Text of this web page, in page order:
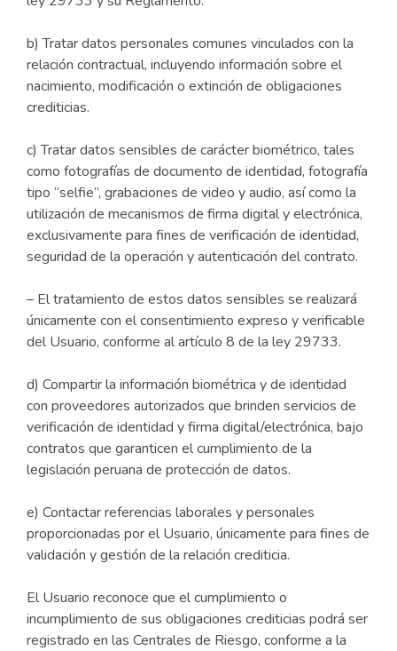
b) Tratar datos personales comunes vinculados con la
relación contractual, incluyendo información sobre el
nacimiento, modificación o extinción de obligaciones
crediticias.
c) Tratar datos sensibles de carácter biométrico, tales
como fotografías de documento de identidad, fotografía
tipo “selfie”, grabaciones de video y audio, así como la
utilización de mecanismos de firma digital y electrónica,
exclusivamente para fines de verificación de identidad,
seguridad de la operación y autenticación del contrato.
– El tratamiento de estos datos sensibles se realizará
únicamente con el consentimiento expreso y verificable
del Usuario, conforme al artículo 8 de la ley 29733.
d) Compartir la información biométrica y de identidad
con proveedores autorizados que brinden servicios de
verificación de identidad y firma digital/electrónica, bajo
contratos que garanticen el cumplimiento de la
legislación peruana de protección de datos.
e) Contactar referencias laborales y personales
proporcionadas por el Usuario, únicamente para fines de
validación y gestión de la relación crediticia.
El Usuario reconoce que el cumplimiento o
incumplimiento de sus obligaciones crediticias podrá ser
registrado en las Centrales de Riesgo, conforme a la